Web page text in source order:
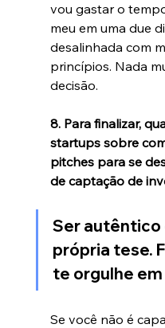
vou gastar o
meu em uma due
desalinhada com
princípios. Nada
decisão.
8. Para finalizar,
startups sobre
pitches para se
de captação de
Ser autêntico
própria tese.
te orgulhe
Se você não é